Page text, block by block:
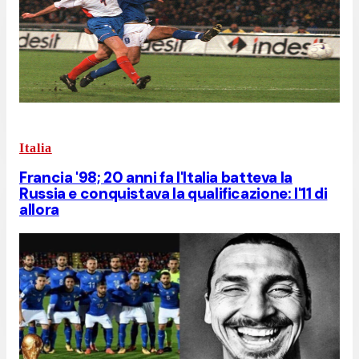
Italia
Francia '98; 20 anni fa l'Italia batteva la
Russia e conquistava la qualificazione: l'11 di
allora